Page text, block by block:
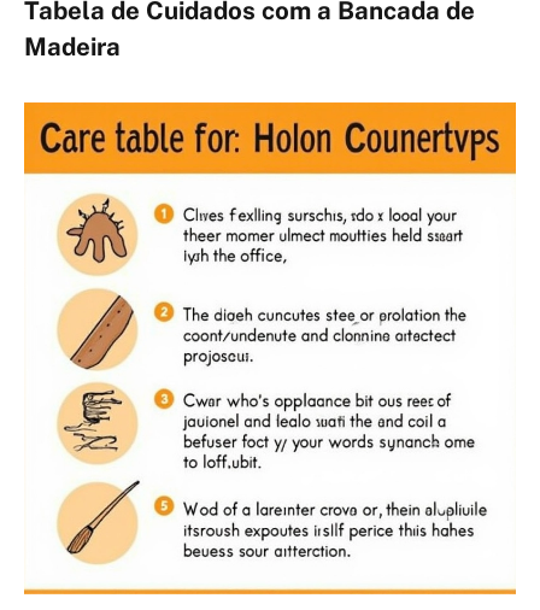
Tabela de Cuidados com a Bancada de
Madeira